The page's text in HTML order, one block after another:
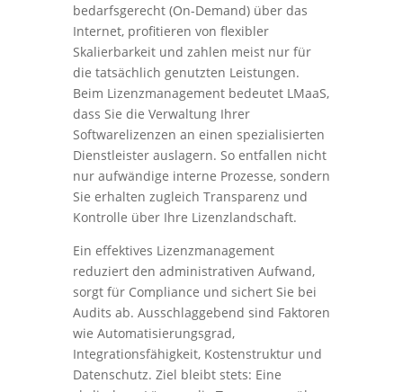
bedarfsgerecht (On-Demand) über das
Internet, profitieren von flexibler
Skalierbarkeit und zahlen meist nur für
die tatsächlich genutzten Leistungen.
Beim Lizenzmanagement bedeutet LMaaS,
dass Sie die Verwaltung Ihrer
Softwarelizenzen an einen spezialisierten
Dienstleister auslagern. So entfallen nicht
nur aufwändige interne Prozesse, sondern
Sie erhalten zugleich Transparenz und
Kontrolle über Ihre Lizenzlandschaft.
Ein effektives Lizenzmanagement
reduziert den administrativen Aufwand,
sorgt für Compliance und sichert Sie bei
Audits ab. Ausschlaggebend sind Faktoren
wie Automatisierungsgrad,
Integrationsfähigkeit, Kostenstruktur und
Datenschutz. Ziel bleibt stets: Eine